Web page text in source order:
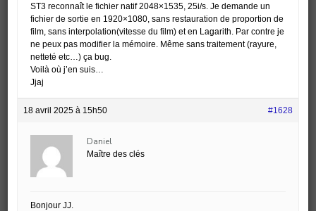
ST3 reconnaît le fichier natif 2048×1535, 25i/s. Je demande un
fichier de sortie en 1920×1080, sans restauration de proportion de
film, sans interpolation(vitesse du film) et en Lagarith. Par contre je
ne peux pas modifier la mémoire. Même sans traitement (rayure,
netteté etc…) ça bug.
Voilà où j’en suis…
Jjaj
18 avril 2025 à 15h50 #1628
Daniel
Maître des clés
Bonjour JJ.